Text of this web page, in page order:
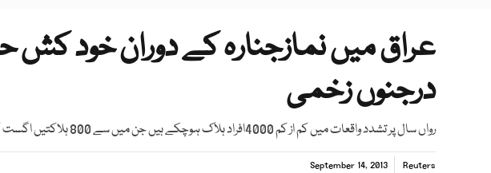
درجنوں زخمی
رواں سال پر تشدد واقعات میں کم از کم 4000افراد ہلاک ہوچکے ہیں جن میں سے 800 ہلاکتیں اگست کےمہینے میں ہوئیں،اقوام متحدہ
Reuters
September 14, 2013